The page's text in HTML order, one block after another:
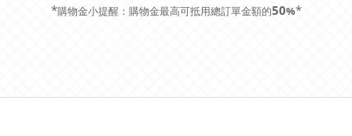
*購物金小提醒：購物金最高可抵用總訂單金額的50%*